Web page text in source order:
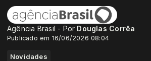
Agência Brasil - Por Douglas Corrêa
Publicado em 16/06/2026 08:04
Novidades